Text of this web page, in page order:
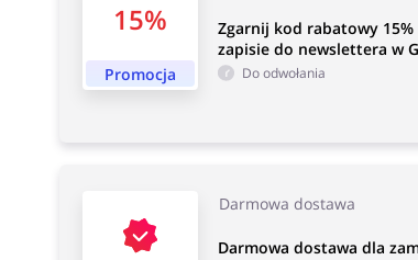
15%
Promocja
Zgarnij kod rabatowy 15%
zapisie do newslettera w
Do odwołania
Darmowa dostawa
Darmowa dostawa dla